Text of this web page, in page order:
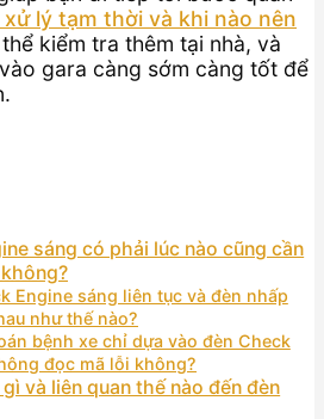
xử lý tạm thời và khi nào nên
kiểm tra thêm tại nhà, và
gara càng sớm càng tốt để
sáng có phải lúc nào cũng cần
Engine sáng liên tục và đèn nhấp
như thế nào?
bệnh xe chỉ dựa vào đèn Check
đọc mã lỗi không?
gì và liên quan thế nào đến đèn